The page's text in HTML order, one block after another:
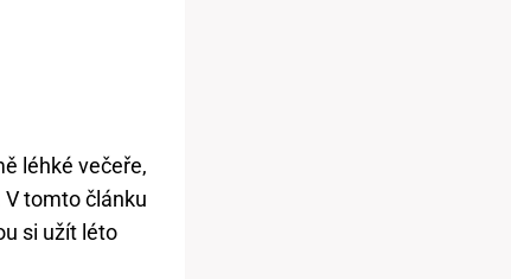
léhké večeře,
tomto článku
si užít léto